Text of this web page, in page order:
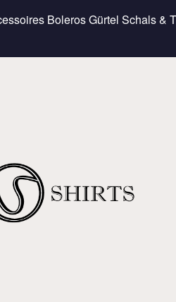
BolerosGürtel Schals &